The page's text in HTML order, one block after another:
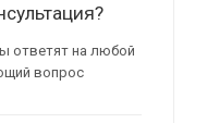
ответят на любой
вопрос